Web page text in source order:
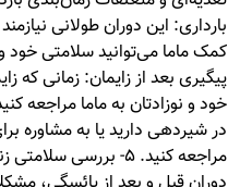
بارداری: این دوران طولانی
پیگیری بعد از زایمان: زمانی که
در شیردهی دارید یا به مشاوره
مراجعه کنید. 5- بررسی